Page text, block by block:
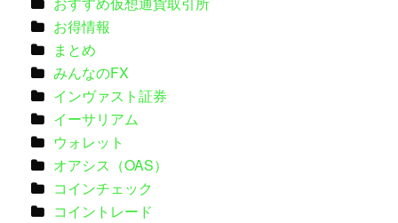
お得情報
まとめ
みんなのFX
インヴァスト証券
イーサリアム
ウォレット
オアシス（OAS）
コインチェック
コイントレード